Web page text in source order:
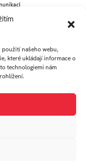
našeho webu,
které ukládají informace o
technologiemi nám
LI